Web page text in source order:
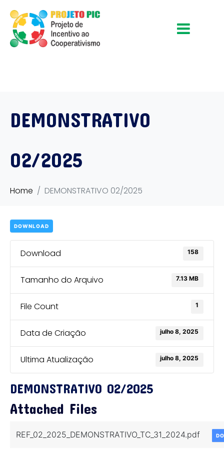
DEMONSTRATIVO
02/2025
Home DEMONSTRATIVO 02/2025
DOWNLOAD
Download 158
Tamanho do Arquivo 7.13 MB
File Count 1
Data de Criação julho 8, 2025
Ultima Atualização julho 8, 2025
DEMONSTRATIVO 02/2025
Attached Files
REF_02_2025_DEMONSTRATIVO_TC_31_2024.pdf